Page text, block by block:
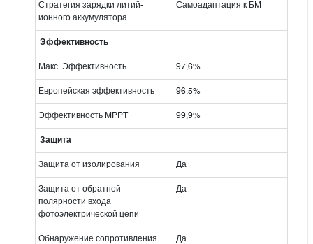
Стратегия зарядки литий-
ионного аккумулятора
Самоадаптация к БМ
Эффективность
Макс. Эффективность 97,6%
Европейская эффективность 96,5%
Эффективность MPPT 99,9%
Защита
Защита от изолирования Да
Защита от обратной
полярности входа
фотоэлектрической цепи
Да
Обнаружение сопротивления
Да